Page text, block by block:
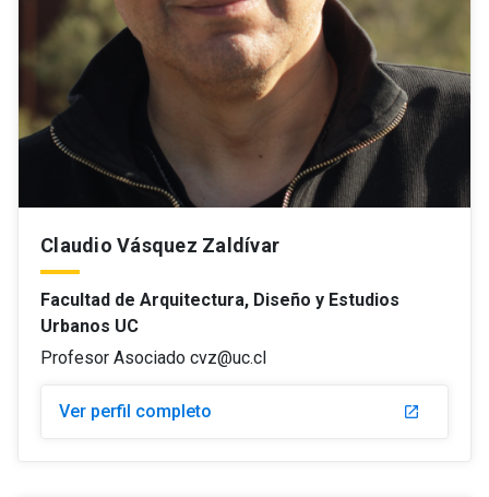
Claudio Vásquez Zaldívar
Facultad de Arquitectura, Diseño y Estudios
Urbanos UC
Profesor Asociado cvz@uc.cl
Ver perfil completo